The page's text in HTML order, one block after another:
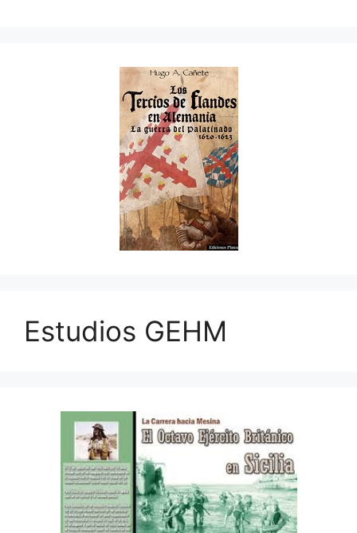
Estudios GEHM